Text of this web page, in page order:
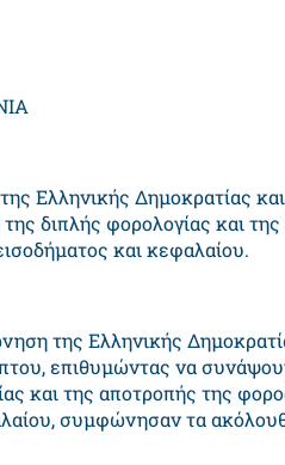
Ελληνικής Δημοκρατίας
διπλής φορολογίας και
και κεφαλαίου.
της Ελληνικής
επιθυμώντας να
και της αποτροπής της
συμφώνησαν τα